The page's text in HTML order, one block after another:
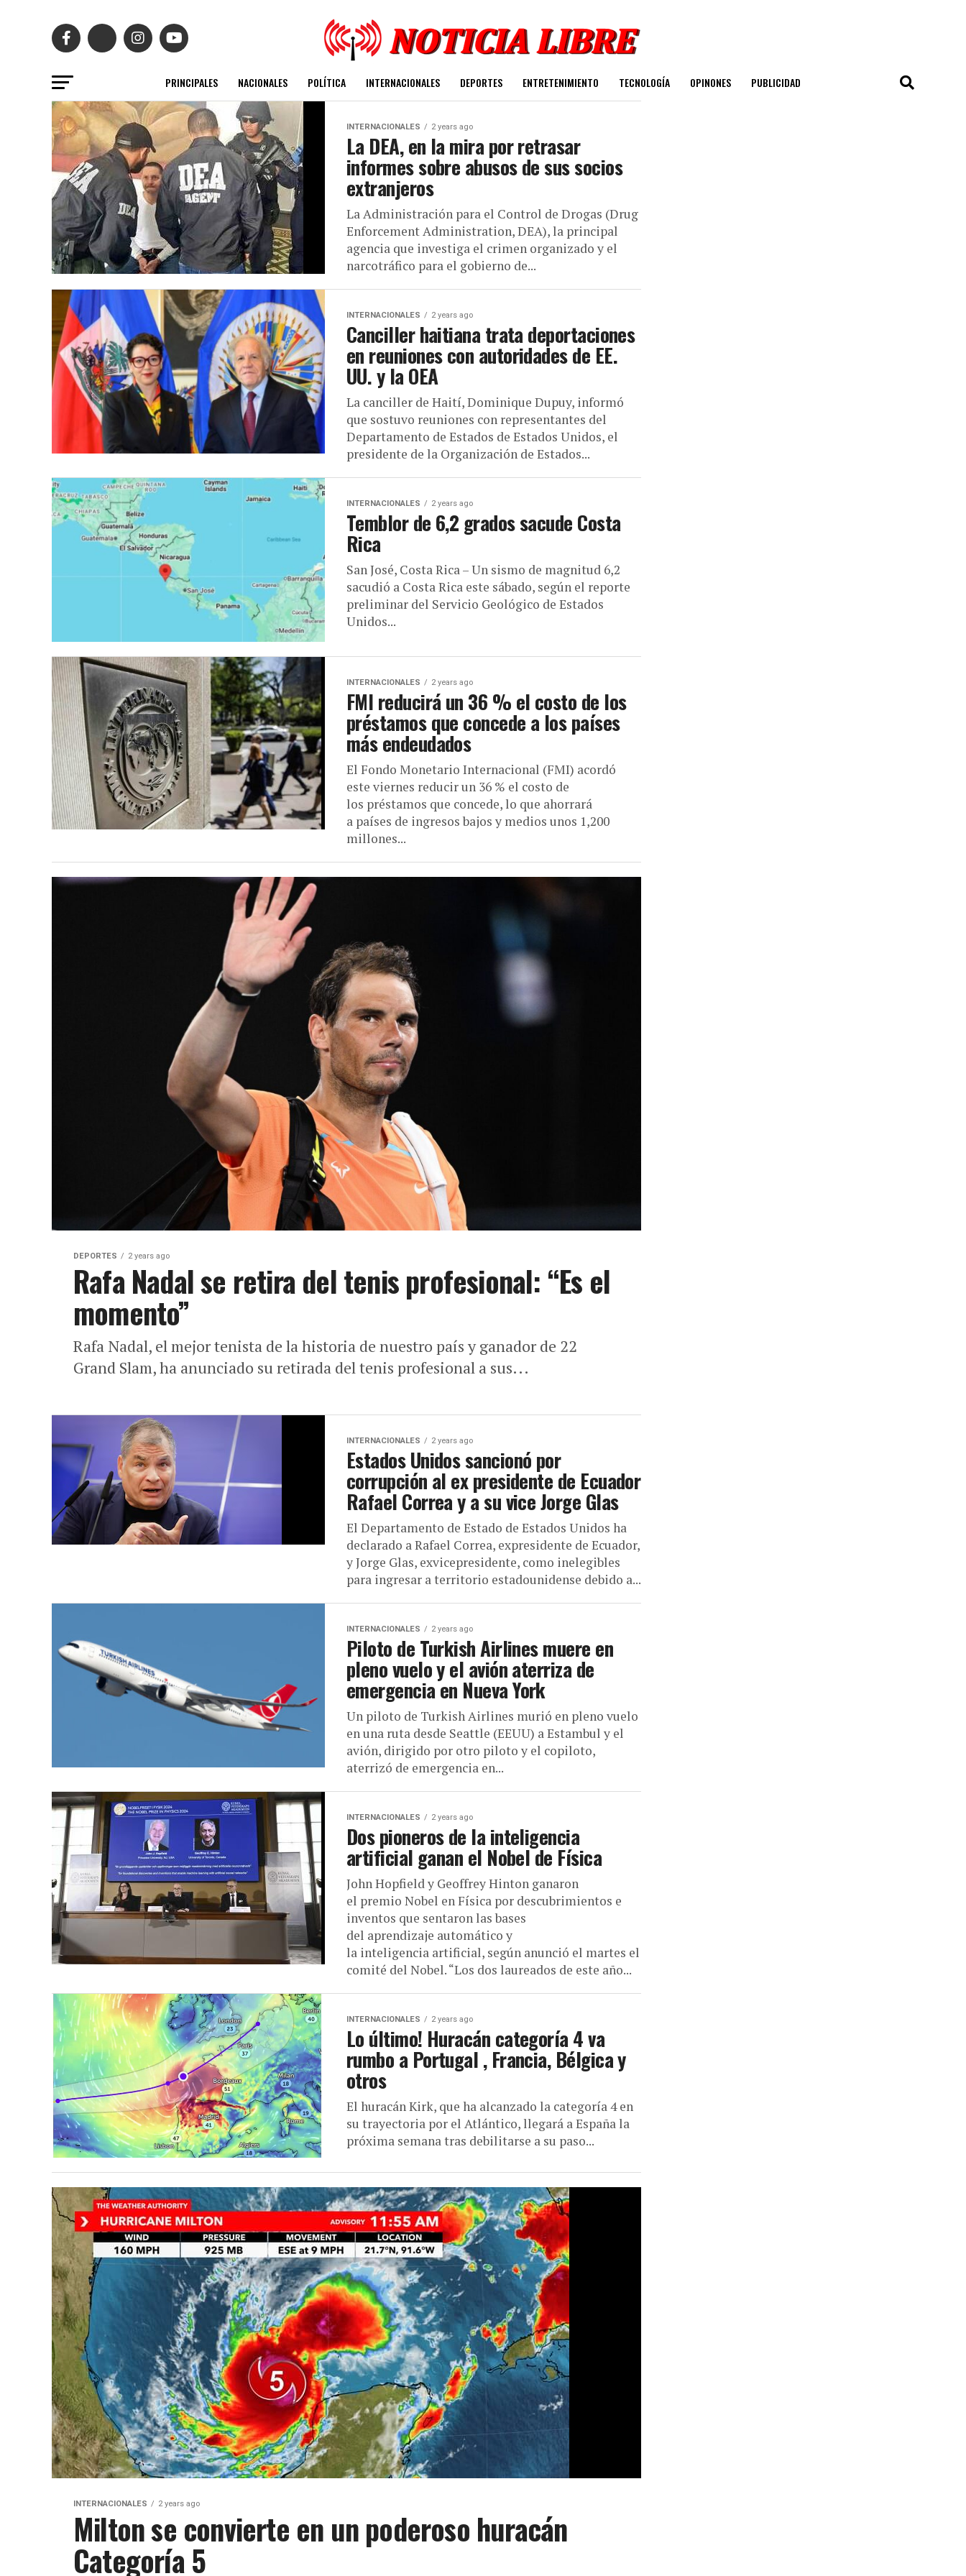
PRINCIPALES NACIONALES POLÍTICA INTERNACIONALES DEPORTES ENTRETENIMIENTO TECNOLOGÍA OPINONES PUBLICIDAD
INTERNACIONALES 2 years ago
La DEA, en la mira por retrasar
informes sobre abusos de sus socios
extranjeros
La Administración para el Control de Drogas (Drug
Enforcement Administration, DEA), la principal
agencia que investiga el crimen organizado y el
narcotráfico para el gobierno de...
INTERNACIONALES 2 years ago
Canciller haitiana trata deportaciones
en reuniones con autoridades de EE.
UU. y la OEA
La canciller de Haití, Dominique Dupuy, informó
que sostuvo reuniones con representantes del
Departamento de Estados de Estados Unidos, el
presidente de la Organización de Estados...
INTERNACIONALES 2 years ago
Temblor de 6,2 grados sacude Costa
Rica
San José, Costa Rica – Un sismo de magnitud 6,2
sacudió a Costa Rica este sábado, según el reporte
preliminar del Servicio Geológico de Estados
Unidos...
INTERNACIONALES 2 years ago
FMI reducirá un 36 % el costo de los
préstamos que concede a los países
más endeudados
El Fondo Monetario Internacional (FMI) acordó
este viernes reducir un 36 % el costo de
los préstamos que concede, lo que ahorrará
a países de ingresos bajos y medios unos 1,200
millones...
DEPORTES 2 years ago
Rafa Nadal se retira del tenis profesional: “Es el
momento”
Rafa Nadal, el mejor tenista de la historia de nuestro país y ganador de 22
Grand Slam, ha anunciado su retirada del tenis profesional a sus...
INTERNACIONALES 2 years ago
Estados Unidos sancionó por
corrupción al ex presidente de Ecuador
Rafael Correa y a su vice Jorge Glas
El Departamento de Estado de Estados Unidos ha
declarado a Rafael Correa, expresidente de Ecuador,
y Jorge Glas, exvicepresidente, como inelegibles
para ingresar a territorio estadounidense debido a...
INTERNACIONALES 2 years ago
Piloto de Turkish Airlines muere en
pleno vuelo y el avión aterriza de
emergencia en Nueva York
Un piloto de Turkish Airlines murió en pleno vuelo
en una ruta desde Seattle (EEUU) a Estambul y el
avión, dirigido por otro piloto y el copiloto,
aterrizó de emergencia en...
INTERNACIONALES 2 years ago
Dos pioneros de la inteligencia
artificial ganan el Nobel de Física
John Hopfield y Geoffrey Hinton ganaron
el premio Nobel en Física por descubrimientos e
inventos que sentaron las bases
del aprendizaje automático y
la inteligencia artificial, según anunció el martes el
comité del Nobel. “Los dos laureados de este año...
INTERNACIONALES 2 years ago
Lo último! Huracán categoría 4 va
rumbo a Portugal , Francia, Bélgica y
otros
El huracán Kirk, que ha alcanzado la categoría 4 en
su trayectoria por el Atlántico, llegará a España la
próxima semana tras debilitarse a su paso...
INTERNACIONALES 2 years ago
Milton se convierte en un poderoso huracán
Categoría 5